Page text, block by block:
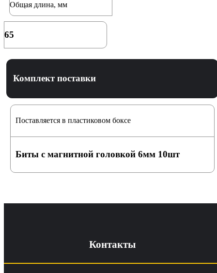
Общая длина, мм
65
Комплект поставки
Поставляется в пластиковом боксе
Биты с магнитной головкой 6мм 10шт
Контакты